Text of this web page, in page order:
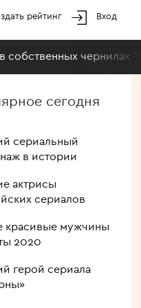
рейтинг Вход
чернилах Топ-20 лучших
сегодня
сериальный
в истории
актрисы
сериалов
красивые мужчины
2020
герой сериала